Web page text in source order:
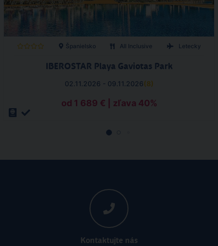
Španielsko All Inclusive Letecky
IBEROSTAR Playa Gaviotas Park
02.11.2026 - 09.11.2026(8)
od 1 689 € | zľava 40%
Kontaktujte nás